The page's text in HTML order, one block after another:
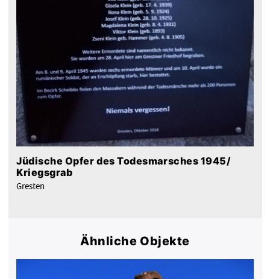
Jüdische Opfer des Todesmarsches 1945/
Kriegsgrab
Gresten
Ähnliche Objekte